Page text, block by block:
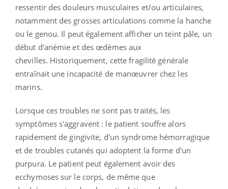
ressentir des douleurs musculaires et/ou articulaires,
notamment des grosses articulations comme la hanche
ou le genou. Il peut également afficher un teint pâle, un
début d'anémie et des œdèmes aux
chevilles. Historiquement, cette fragilité générale
entraînait une incapacité de manœuvrer chez les
marins.
Lorsque ces troubles ne sont pas traités, les
symptômes s'aggravent : le patient souffre alors
rapidement de gingivite, d'un syndrome hémorragique
et de troubles cutanés qui adoptent la forme d'un
purpura. Le patient peut également avoir des
ecchymoses sur le corps, de même que